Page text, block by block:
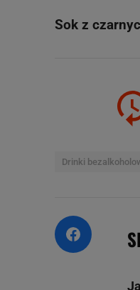
Sok z
Drinki